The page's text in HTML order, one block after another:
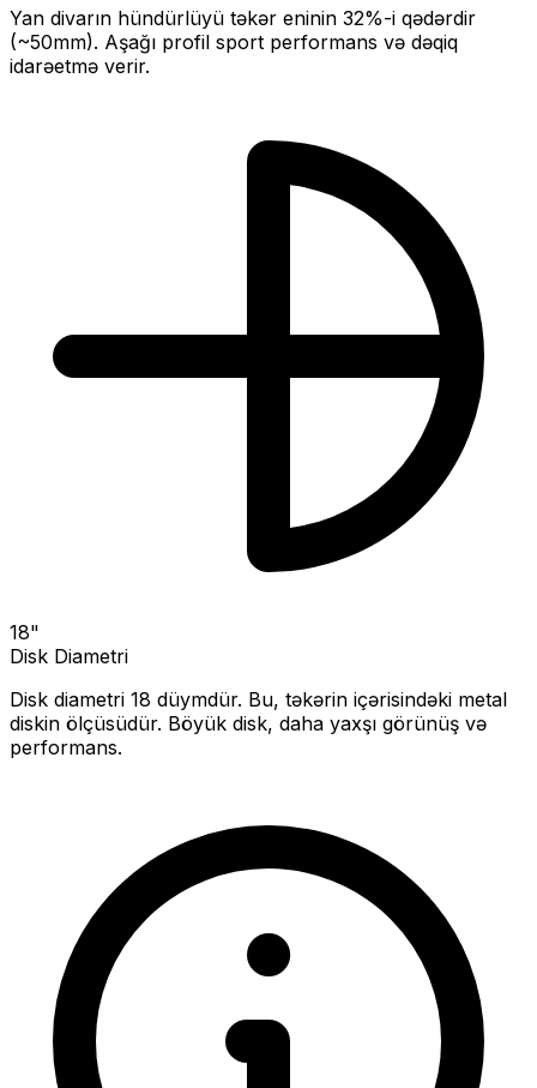
Yan divarın hündürlüyü təkər eninin 32%-i qədərdir
(~50mm). Aşağı profil sport performans və dəqiq
idarəetmə verir.
18"
Disk Diametri
Disk diametri 18 düymdür. Bu, təkərin içərisindəki metal
diskin ölçüsüdür. Böyük disk, daha yaxşı görünüş və
performans.